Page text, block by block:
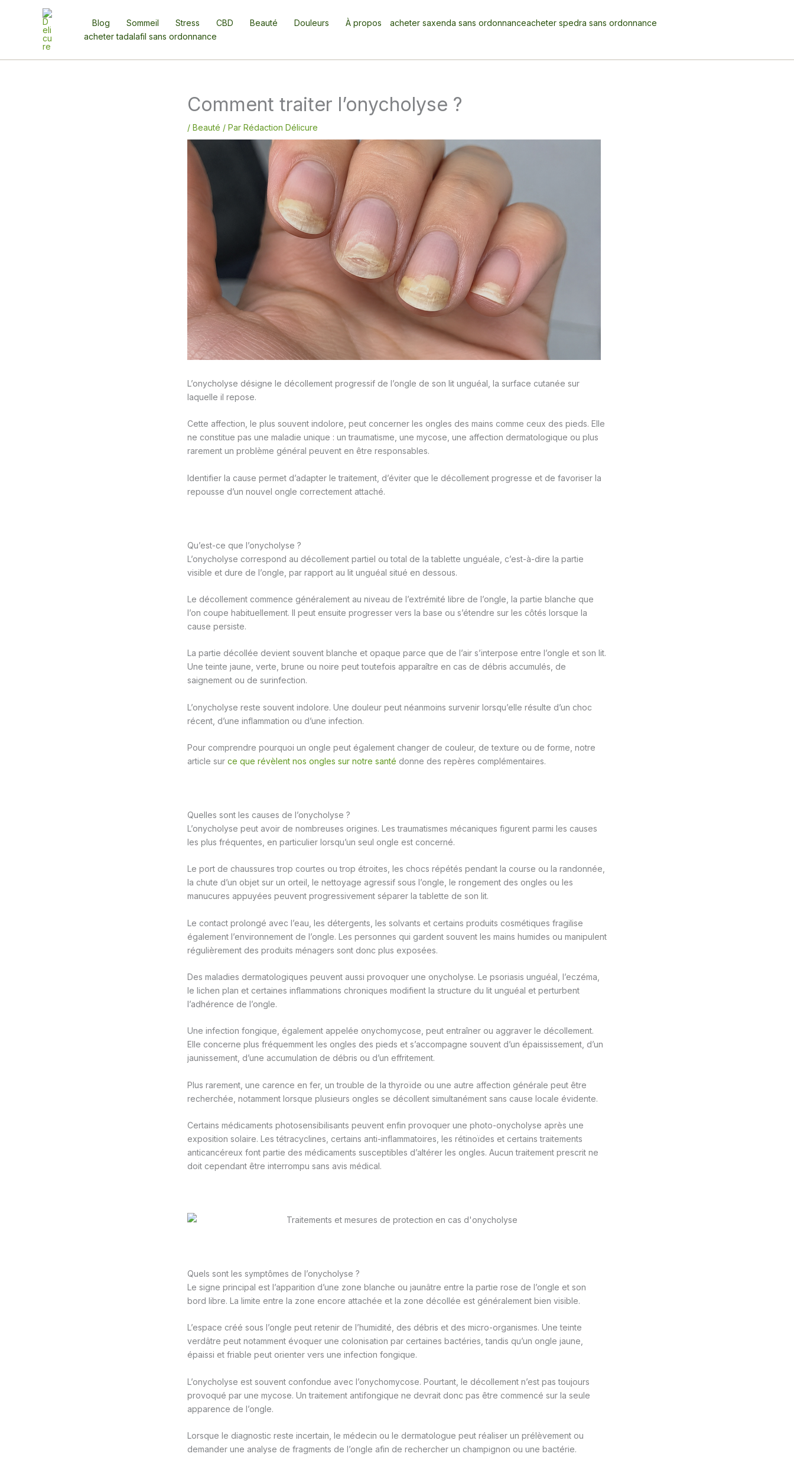
Blog Sommeil Stress CBD Beauté Douleurs À propos acheter saxenda sans ordonnanceacheter spedra sans ordonnance
acheter tadalafil sans ordonnance
Comment traiter l’onycholyse ?
/ Beauté / Par Rédaction Délicure
L’onycholyse désigne le décollement progressif de l’ongle de son lit unguéal, la surface cutanée sur
laquelle il repose.
Cette affection, le plus souvent indolore, peut concerner les ongles des mains comme ceux des pieds. Elle
ne constitue pas une maladie unique : un traumatisme, une mycose, une affection dermatologique ou plus
rarement un problème général peuvent en être responsables.
Identifier la cause permet d’adapter le traitement, d’éviter que le décollement progresse et de favoriser la
repousse d’un nouvel ongle correctement attaché.
Qu’est-ce que l’onycholyse ?
L’onycholyse correspond au décollement partiel ou total de la tablette unguéale, c’est-à-dire la partie
visible et dure de l’ongle, par rapport au lit unguéal situé en dessous.
Le décollement commence généralement au niveau de l’extrémité libre de l’ongle, la partie blanche que
l’on coupe habituellement. Il peut ensuite progresser vers la base ou s’étendre sur les côtés lorsque la
cause persiste.
La partie décollée devient souvent blanche et opaque parce que de l’air s’interpose entre l’ongle et son lit.
Une teinte jaune, verte, brune ou noire peut toutefois apparaître en cas de débris accumulés, de
saignement ou de surinfection.
L’onycholyse reste souvent indolore. Une douleur peut néanmoins survenir lorsqu’elle résulte d’un choc
récent, d’une inflammation ou d’une infection.
Pour comprendre pourquoi un ongle peut également changer de couleur, de texture ou de forme, notre
article sur ce que révèlent nos ongles sur notre santé donne des repères complémentaires.
Quelles sont les causes de l’onycholyse ?
L’onycholyse peut avoir de nombreuses origines. Les traumatismes mécaniques figurent parmi les causes
les plus fréquentes, en particulier lorsqu’un seul ongle est concerné.
Le port de chaussures trop courtes ou trop étroites, les chocs répétés pendant la course ou la randonnée,
la chute d’un objet sur un orteil, le nettoyage agressif sous l’ongle, le rongement des ongles ou les
manucures appuyées peuvent progressivement séparer la tablette de son lit.
Le contact prolongé avec l’eau, les détergents, les solvants et certains produits cosmétiques fragilise
également l’environnement de l’ongle. Les personnes qui gardent souvent les mains humides ou manipulent
régulièrement des produits ménagers sont donc plus exposées.
Des maladies dermatologiques peuvent aussi provoquer une onycholyse. Le psoriasis unguéal, l’eczéma,
le lichen plan et certaines inflammations chroniques modifient la structure du lit unguéal et perturbent
l’adhérence de l’ongle.
Une infection fongique, également appelée onychomycose, peut entraîner ou aggraver le décollement.
Elle concerne plus fréquemment les ongles des pieds et s’accompagne souvent d’un épaississement, d’un
jaunissement, d’une accumulation de débris ou d’un effritement.
Plus rarement, une carence en fer, un trouble de la thyroïde ou une autre affection générale peut être
recherchée, notamment lorsque plusieurs ongles se décollent simultanément sans cause locale évidente.
Certains médicaments photosensibilisants peuvent enfin provoquer une photo-onycholyse après une
exposition solaire. Les tétracyclines, certains anti-inflammatoires, les rétinoïdes et certains traitements
anticancéreux font partie des médicaments susceptibles d’altérer les ongles. Aucun traitement prescrit ne
doit cependant être interrompu sans avis médical.
Quels sont les symptômes de l’onycholyse ?
Le signe principal est l’apparition d’une zone blanche ou jaunâtre entre la partie rose de l’ongle et son
bord libre. La limite entre la zone encore attachée et la zone décollée est généralement bien visible.
L’espace créé sous l’ongle peut retenir de l’humidité, des débris et des micro-organismes. Une teinte
verdâtre peut notamment évoquer une colonisation par certaines bactéries, tandis qu’un ongle jaune,
épaissi et friable peut orienter vers une infection fongique.
L’onycholyse est souvent confondue avec l’onychomycose. Pourtant, le décollement n’est pas toujours
provoqué par une mycose. Un traitement antifongique ne devrait donc pas être commencé sur la seule
apparence de l’ongle.
Lorsque le diagnostic reste incertain, le médecin ou le dermatologue peut réaliser un prélèvement ou
demander une analyse de fragments de l’ongle afin de rechercher un champignon ou une bactérie.